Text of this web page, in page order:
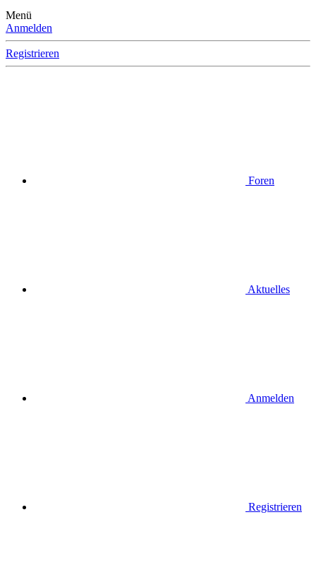
Menü
Anmelden
Registrieren
Foren
Aktuelles
Anmelden
Registrieren